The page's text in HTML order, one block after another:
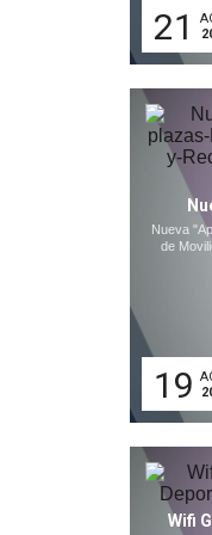
21
Nueva
de
19
Wifi